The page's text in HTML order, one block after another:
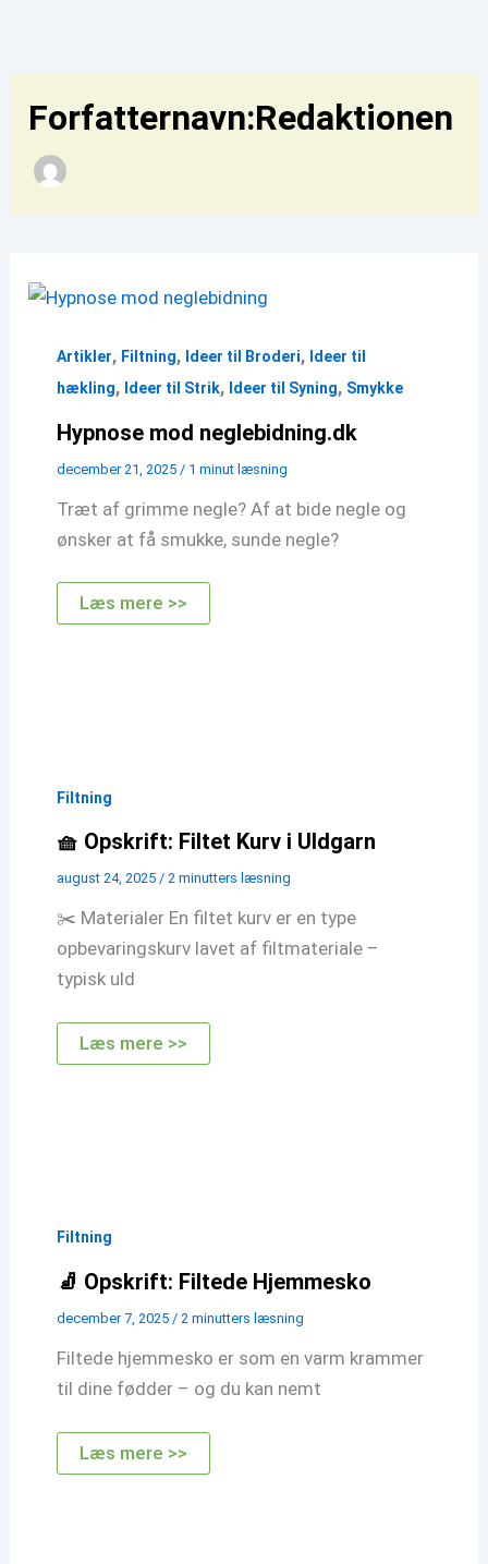
indholdet
Forfatternavn:Redaktionen
Artikler, Filtning, Ideer til Broderi, Ideer til
hækling, Ideer til Strik, Ideer til Syning, Smykke
Hypnose mod neglebidning.dk
december 21, 2025 / 1 minut læsning
Træt af grimme negle? Af at bide negle og
ønsker at få smukke, sunde negle?
Hypnose
mod
Læs mere >>
Filtning
🧺 Opskrift: Filtet Kurv i Uldgarn
august 24, 2025 / 2 minutters læsning
✂️ Materialer En filtet kurv er en type
opbevaringskurv lavet af filtmateriale –
typisk uld
🧺
Opskrift:
Læs mere >>
Filtning
🧦 Opskrift: Filtede Hjemmesko
december 7, 2025 / 2 minutters læsning
Filtede hjemmesko er som en varm krammer
til dine fødder – og du kan nemt
🧦
Opskrift:
Læs mere >>